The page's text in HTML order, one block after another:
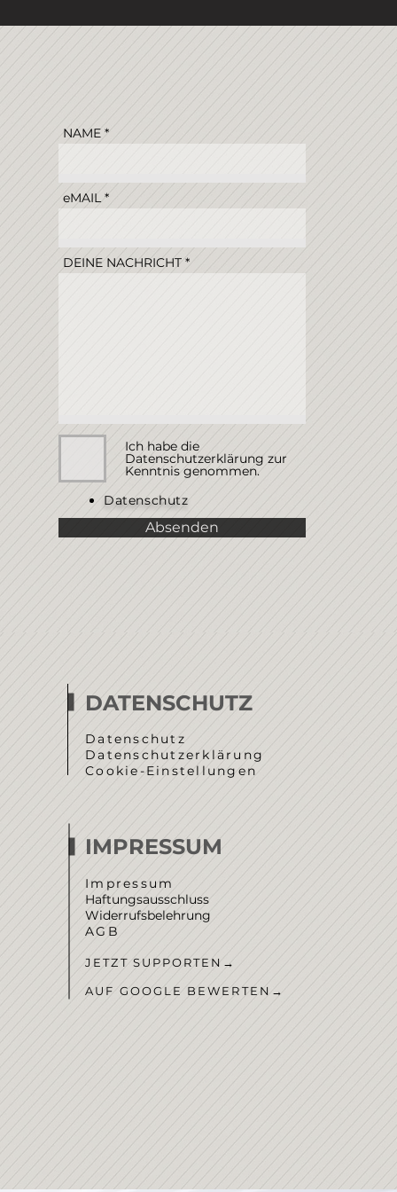
NAME
eMAIL
DEINE NACHRICHT
Ich habe die
Datenschutzerklärung zur
Kenntnis genommen.
Datenschutz
Absenden
DATENSCHUTZ
Datenschutz
Datenschutzerklärung
Cookie-Einstellungen
IMPRESSUM
Impressum
Haftungsausschluss
Widerrufsbelehrung
AGB
JETZT SUPPORTEN →
AUF GOOGLE BEWERTEN →